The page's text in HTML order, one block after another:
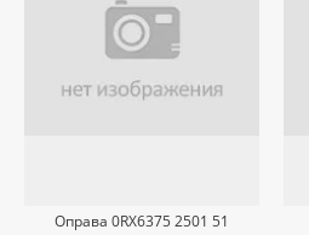
Оправа 0RX6375 2501 51